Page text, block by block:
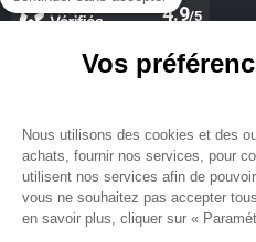
Vos
Nous utilisons des cookies et des
achats, fournir nos services, pour
utilisent nos services afin de
vous ne souhaitez pas accepter
en savoir plus, cliquer sur «
NEWSLETTER